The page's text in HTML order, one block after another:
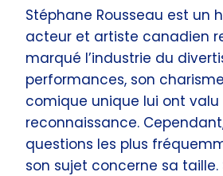
Stéphane Rousseau est un
acteur et artiste canadien
marqué l’industrie du
performances, son
comique unique lui ont valu
reconnaissance.
questions les plus
son sujet concerne sa taille.